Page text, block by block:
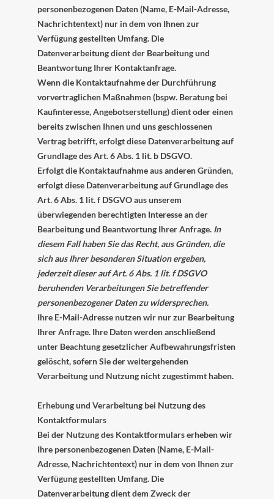
personenbezogenen Daten (Name, E-Mail-Adresse,
Nachrichtentext) nur in dem von Ihnen zur
Verfügung gestellten Umfang. Die
Datenverarbeitung dient der Bearbeitung und
Beantwortung Ihrer Kontaktanfrage.
Wenn die Kontaktaufnahme der Durchführung
vorvertraglichen Maßnahmen (bspw. Beratung bei
Kaufinteresse, Angebotserstellung) dient oder einen
bereits zwischen Ihnen und uns geschlossenen
Vertrag betrifft, erfolgt diese Datenverarbeitung auf
Grundlage des Art. 6 Abs. 1 lit. b DSGVO.
Erfolgt die Kontaktaufnahme aus anderen Gründen,
erfolgt diese Datenverarbeitung auf Grundlage des
Art. 6 Abs. 1 lit. f DSGVO aus unserem
überwiegenden berechtigten Interesse an der
Bearbeitung und Beantwortung Ihrer Anfrage. In
diesem Fall haben Sie das Recht, aus Gründen, die
sich aus Ihrer besonderen Situation ergeben,
jederzeit dieser auf Art. 6 Abs. 1 lit. f DSGVO
beruhenden Verarbeitungen Sie betreffender
personenbezogener Daten zu widersprechen.
Ihre E-Mail-Adresse nutzen wir nur zur Bearbeitung
Ihrer Anfrage. Ihre Daten werden anschließend
unter Beachtung gesetzlicher Aufbewahrungsfristen
gelöscht, sofern Sie der weitergehenden
Verarbeitung und Nutzung nicht zugestimmt haben.
Erhebung und Verarbeitung bei Nutzung des
Kontaktformulars
Bei der Nutzung des Kontaktformulars erheben wir
Ihre personenbezogenen Daten (Name, E-Mail-
Adresse, Nachrichtentext) nur in dem von Ihnen zur
Verfügung gestellten Umfang. Die
Datenverarbeitung dient dem Zweck der